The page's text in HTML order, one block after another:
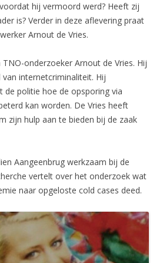
hij vermoord werd? Heeft zij
is? Verder in deze aflevering praat
Arnout de Vries.
onderzoeker Arnout de Vries. Hij
internetcriminaliteit. Hij
de politie hoe de opsporing via
kan worden. De Vries heeft
zijn hulp aan te bieden bij de zaak
Aangeenbrug werkzaam bij de
vertelt over het onderzoek wat
naar opgeloste cold cases deed.